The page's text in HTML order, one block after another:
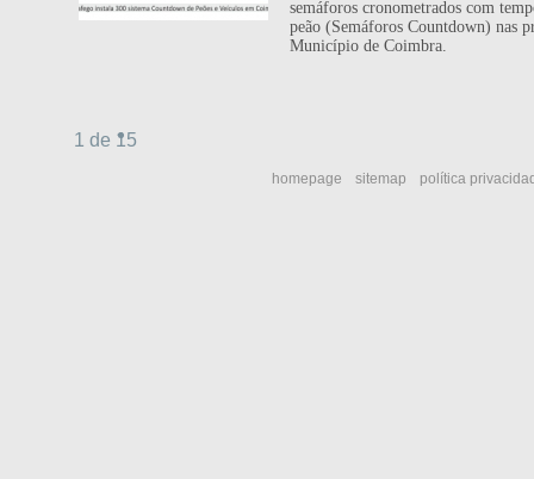
semáforos cronometrados com
peão (Semáforos Countdown) nas
Município de Coimbra.
1 de 15
homepage sitemap política